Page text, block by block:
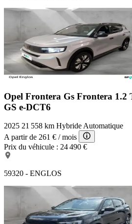
Opel Frontera Gs Frontera 1.2
GS e-DCT6
2025 21 558 km Hybride Automatique
A partir de 261 € / mois
Prix du véhicule : 24 490 €
59320 - ENGLOS